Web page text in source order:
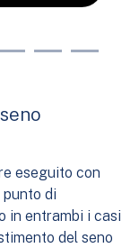
eseguito con
di
in entrambi i casi
del seno